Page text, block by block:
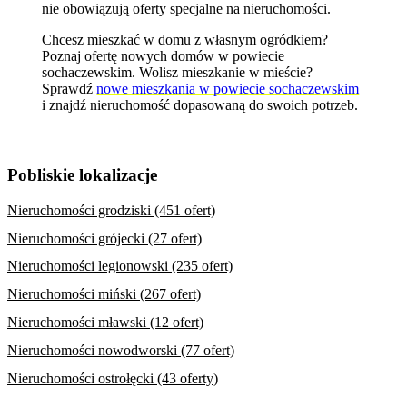
nie obowiązują oferty specjalne na nieruchomości.
Chcesz mieszkać w domu z własnym ogródkiem?
Poznajofertę nowych domów w powiecie
sochaczewskim. Wolisz mieszkanie w mieście?
Sprawdźnowe mieszkania w powiecie sochaczewskim
i znajdź nieruchomość dopasowaną do swoich potrzeb.
Pobliskie lokalizacje
Nieruchomości grodziski (451 ofert)
Nieruchomości grójecki (27 ofert)
Nieruchomości legionowski (235 ofert)
Nieruchomości miński (267 ofert)
Nieruchomości mławski (12 ofert)
Nieruchomości nowodworski (77 ofert)
Nieruchomości ostrołęcki (43 oferty)